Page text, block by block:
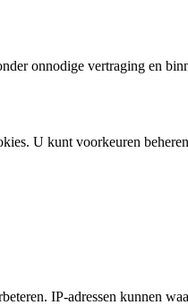
onnodige vertraging en
U kunt voorkeuren
IP-adressen kunnen